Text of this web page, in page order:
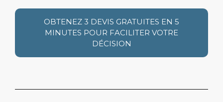
OBTENEZ 3 DEVIS GRATUITES EN 5
MINUTES POUR FACILITER VOTRE
DÉCISION